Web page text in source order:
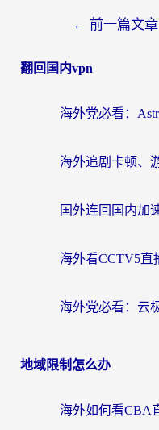
← 前一篇文章
翻回国内vpn
地域限制怎么办